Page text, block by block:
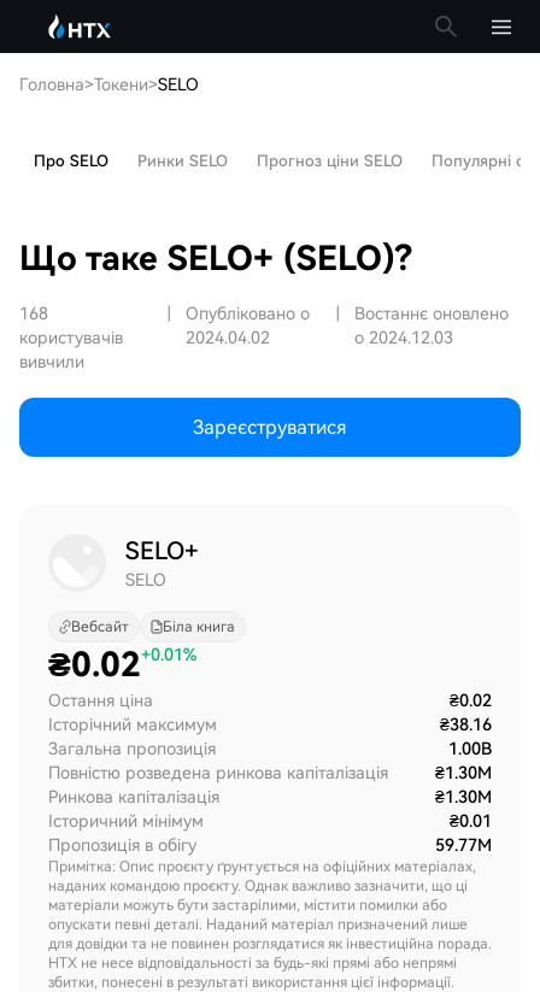
Головна>Токени>SELO
Про SELO Ринки SELO Прогноз ціни SELO Популярні
Що таке SELO+ (SELO)?
168
користувачів
вивчили
Опубліковано о
2024.04.02
Востаннє оновлено
о 2024.12.03
Зареєструватися
SELO+
SELO
Вебсайт Біла книга
₴0.02+0.01%
Остання ціна
₴0.02
Історічний максимум
₴38.16
Загальна пропозиція
1.00B
Повністю розведена ринкова капіталізація
₴1.30M
Ринкова капіталізація
₴1.30M
Історичний мінімум
₴0.01
Пропозиція в обігу
59.77M
Примітка: Опис проєкту ґрунтується на офіційних матеріалах,
наданих командою проєкту. Однак важливо зазначити, що ці
матеріали можуть бути застарілими, містити помилки або
опускати певні деталі. Наданий матеріал призначений лише
для довідки та не повинен розглядатися як інвестиційна порада.
HTX не несе відповідальності за будь-які прямі або непрямі
збитки, понесені в результаті використання цієї інформації.